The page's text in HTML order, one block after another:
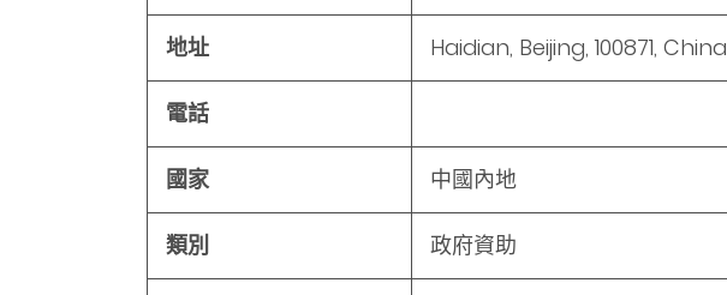
地址 Haidian, Beijing, 100871, China
電話
國家 中國內地
類別 政府資助